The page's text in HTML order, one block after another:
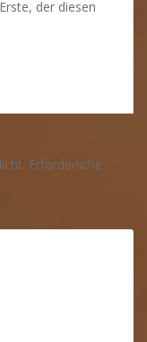
der diesen
Erforderliche